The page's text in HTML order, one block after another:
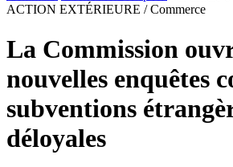
ACTION EXTÉRIEURE / Commerce
La Commission
nouvelles enquêtes
subventions
déloyales